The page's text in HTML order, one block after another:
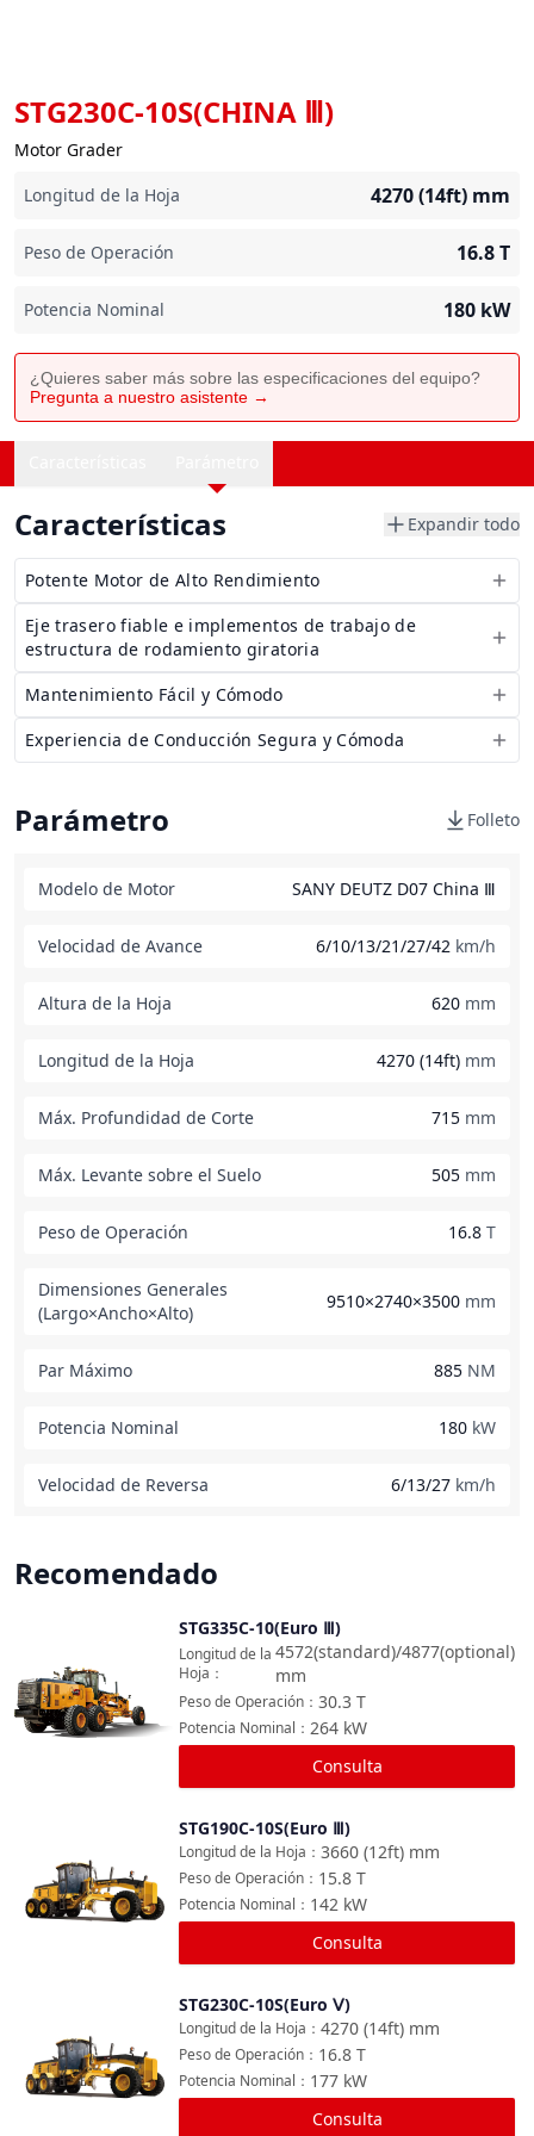
STG230C-10S(CHINA Ⅲ)
Motor Grader
Longitud de la Hoja
4270 (14ft) mm
Peso de Operación 16.8T
Potencia Nominal 180 kW
¿Quieres saber más sobre las especificaciones del equipo?
Pregunta a nuestro asistente →
Características Expandir todo
Potente Motor de Alto Rendimiento
Eje trasero fiable e implementos de trabajo de
estructura de rodamiento giratoria
Mantenimiento Fácil y Cómodo
Experiencia de Conducción Segura y Cómoda
Parámetro Folleto
Modelo de Motor SANY DEUTZ D07 China Ⅲ
Velocidad de Avance 6/10/13/21/27/42 km/h
Altura de la Hoja 620 mm
Longitud de la Hoja 4270 (14ft) mm
Máx. Profundidad de Corte 715 mm
Máx. Levante sobre el Suelo 505 mm
Peso de Operación 16.8 T
Dimensiones Generales
(Largo×Ancho×Alto)
9510×2740×3500 mm
Par Máximo 885 NM
Potencia Nominal 180 kW
Velocidad de Reversa 6/13/27 km/h
Recomendado
STG335C-10(Euro Ⅲ)
4572(standard)/4877(optional)
mm
Longitud de la
Hoja ：
30.3 T
Peso de Operación ：
264 kW
Potencia Nominal ：
Consulta
STG190C-10S(Euro Ⅲ)
3660 (12ft) mm
Longitud de la Hoja ：
15.8 T
Peso de Operación ：
142 kW
Potencia Nominal ：
Consulta
STG230C-10S(Euro Ⅴ)
4270 (14ft) mm
Longitud de la Hoja ：
16.8 T
Peso de Operación ：
177 kW
Potencia Nominal ：
Consulta